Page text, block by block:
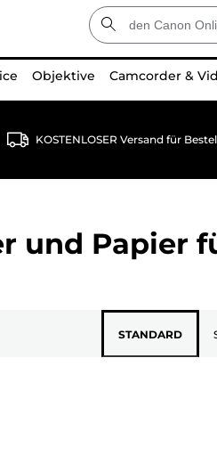
Objektive Camcorder &
KOSTENLOSER Versand für
und Papier
STANDARD